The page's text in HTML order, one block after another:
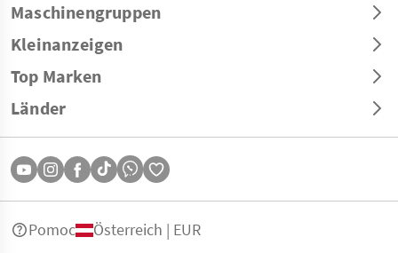
Maschinengruppen
Kleinanzeigen
Top Marken
Länder
Pomoc Österreich | EUR